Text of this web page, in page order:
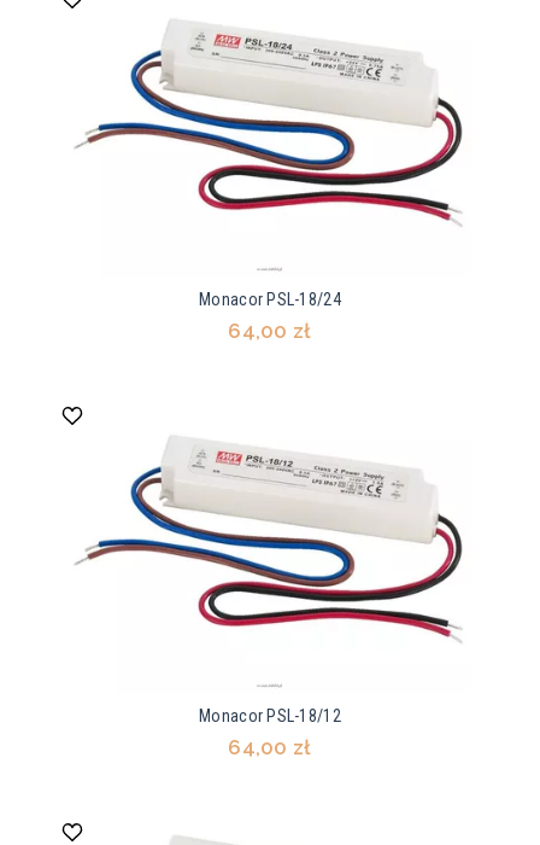
Monacor PSL-18/24
64,00 zł
Monacor PSL-18/12
64,00 zł